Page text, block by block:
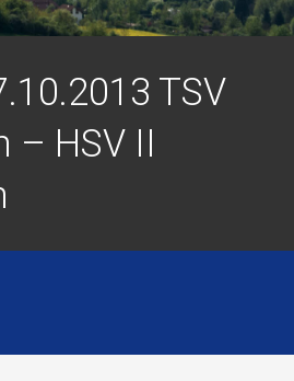
TSV
– HSV II